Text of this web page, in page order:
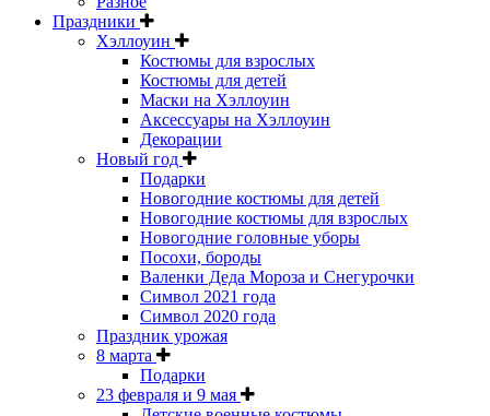
Праздники
Хэллоуин
Костюмы для взрослых
Костюмы для детей
Маски на Хэллоуин
Аксессуары на Хэллоуин
Декорации
Новый год
Подарки
Новогодние костюмы для детей
Новогодние костюмы для взрослых
Новогодние головные уборы
Посохи, бороды
Валенки Деда Мороза и Снегурочки
Символ 2021 года
Символ 2020 года
Праздник урожая
8 марта
Подарки
23 февраля и 9 мая